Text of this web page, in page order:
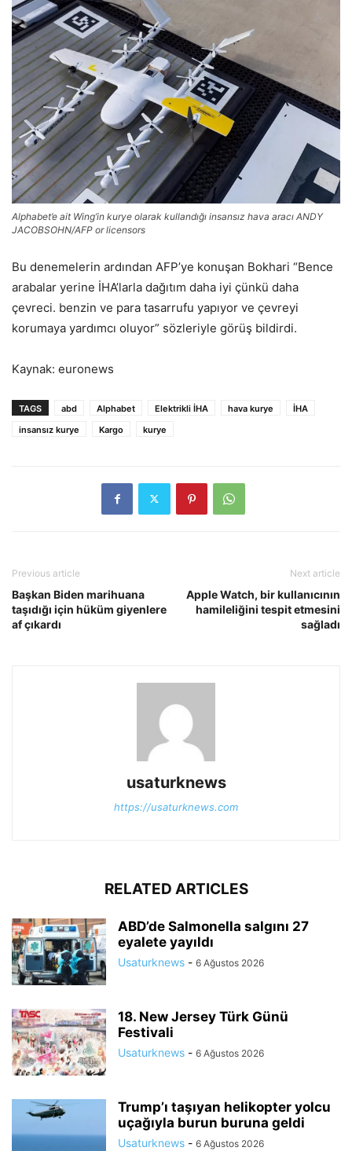
Alphabet’e ait Wing’in kurye olarak kullandığı insansız hava aracı ANDY
JACOBSOHN/AFP or licensors
Bu denemelerin ardından AFP’ye konuşan Bokhari “Bence
arabalar yerine İHA’larla dağıtım daha iyi çünkü daha
çevreci. benzin ve para tasarrufu yapıyor ve çevreyi
korumaya yardımcı oluyor” sözleriyle görüş bildirdi.
Kaynak: euronews
TAGS abd Alphabet Elektrikli İHA hava kurye
İHA
insansız kurye
Kargo kurye
Previous article
Başkan Biden marihuana
taşıdığı için hüküm giyenlere
af çıkardı
Next article
Apple Watch, bir kullanıcının
hamileliğini tespit etmesini
sağladı
usaturknews
https://usaturknews.com
RELATED ARTICLES
ABD’de Salmonella salgını 27
eyalete yayıldı
Usaturknews - 6 Ağustos 2026
18. New Jersey Türk Günü
Festivali
Usaturknews - 6 Ağustos 2026
Trump’ı taşıyan helikopter yolcu
uçağıyla burun buruna geldi
Usaturknews - 6 Ağustos 2026